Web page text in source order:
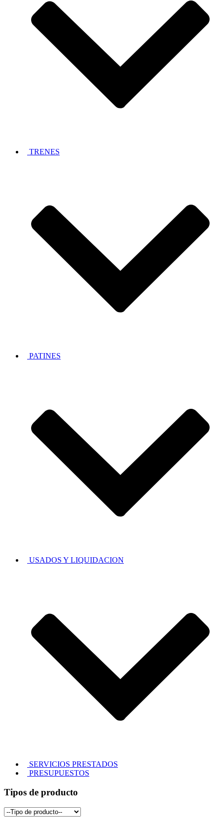
TRENES
PATINES
USADOS Y LIQUIDACION
SERVICIOS PRESTADOS
PRESUPUESTOS
Tipos de producto